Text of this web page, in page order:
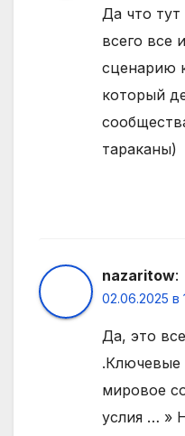
Да что
всего все
сценарию
который
тараканы)
nazaritow:
02.06.2025 в
Да, это
.Ключевые
мировое
услия … »